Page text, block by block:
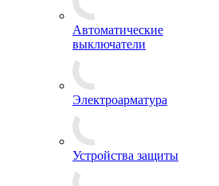
Автоматические
выключатели
Электроарматура
Устройства защиты